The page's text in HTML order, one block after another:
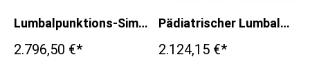
Lumbalpunktions-Simulator
2.796,50 €*
Pädiatrischer Lumbalpunktions-Simulator
2.124,15 €*